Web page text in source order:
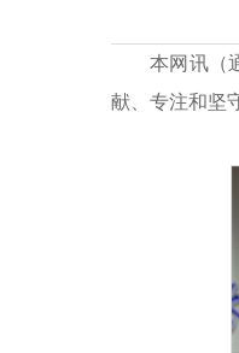
本网讯（
献、专注和坚